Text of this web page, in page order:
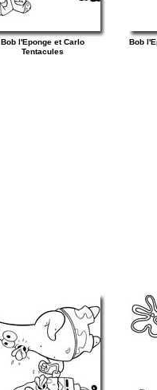
Bob l'Eponge et Carlo
Tentacules
Bob